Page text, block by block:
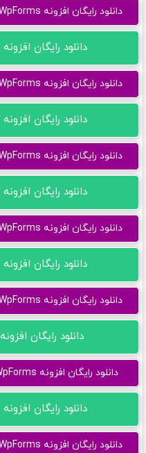
دانلود رایگان افزونه WpForms نسخه 1.9.0.4 - لینک سرور کمکی
دانلود رایگان افزونه WpForms نسخه 1.9.0.1
دانلود رایگان افزونه WpForms نسخه 1.9.0.1 - لینک سرور کمکی
دانلود رایگان افزونه WpForms نسخه 1.8.9.6
دانلود رایگان افزونه WpForms نسخه 1.8.9.6 - لینک سرور کمکی
دانلود رایگان افزونه WpForms نسخه 1.8.9.5
دانلود رایگان افزونه WpForms نسخه 1.8.9.5 - لینک سرور کمکی
دانلود رایگان افزونه WpForms نسخه 1.8.9.1
دانلود رایگان افزونه WpForms نسخه 1.8.9.1 - لینک سرور کمکی
دانلود رایگان افزونه WpForms نسخه 1.8.9
دانلود رایگان افزونه WpForms نسخه 1.8.9 - لینک سرور کمکی
دانلود رایگان افزونه WpForms نسخه 1.8.8.3
دانلود رایگان افزونه WpForms نسخه 1.8.8.3 - لینک سرور کمکی